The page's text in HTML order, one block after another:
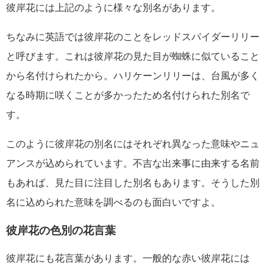
彼岸花には上記のように様々な別名があります。
ちなみに英語では彼岸花のことをレッドスパイダーリリー
と呼びます。これは彼岸花の見た目が蜘蛛に似ていること
から名付けられたから。ハリケーンリリーは、台風が多く
なる時期に咲くことが多かったため名付けられた別名で
す。
このように彼岸花の別名にはそれぞれ異なった意味やニュ
アンスが込められています。不吉な出来事に由来する名前
もあれば、見た目に注目した別名もあります。そうした別
名に込められた意味を調べるのも面白いですよ。
彼岸花の色別の花言葉
彼岸花にも花言葉があります。一般的な赤い彼岸花には